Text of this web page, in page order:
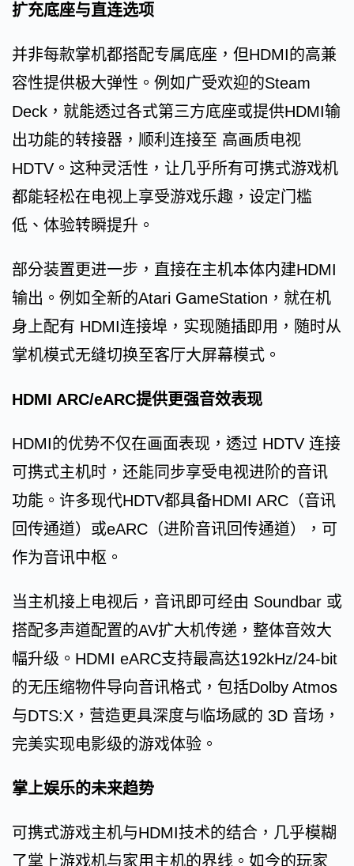
扩充底座与直连选项
并非每款掌机都搭配专属底座，但HDMI的高兼
容性提供极大弹性。例如广受欢迎的Steam
Deck，就能透过各式第三方底座或提供HDMI输
出功能的转接器，顺利连接至 高画质电视
HDTV。这种灵活性，让几乎所有可携式游戏机
都能轻松在电视上享受游戏乐趣，设定门槛
低、体验转瞬提升。
部分装置更进一步，直接在主机本体内建HDMI
输出。例如全新的Atari GameStation，就在机
身上配有 HDMI连接埠，实现随插即用，随时从
掌机模式无缝切换至客厅大屏幕模式。
HDMI ARC/eARC提供更强音效表现
HDMI的优势不仅在画面表现，透过 HDTV 连接
可携式主机时，还能同步享受电视进阶的音讯
功能。许多现代HDTV都具备HDMI ARC（音讯
回传通道）或eARC（进阶音讯回传通道），可
作为音讯中枢。
当主机接上电视后，音讯即可经由 Soundbar 或
搭配多声道配置的AV扩大机传递，整体音效大
幅升级。HDMI eARC支持最高达192kHz/24-bit
的无压缩物件导向音讯格式，包括Dolby Atmos
与DTS:X，营造更具深度与临场感的 3D 音场，
完美实现电影级的游戏体验。
掌上娱乐的未来趋势
可携式游戏主机与HDMI技术的结合，几乎模糊
了掌上游戏机与家用主机的界线。如今的玩家